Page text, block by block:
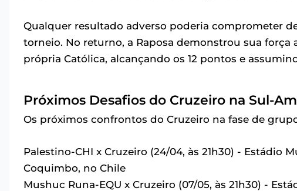
Qualquer resultado adverso poderia comprometer
torneio. No returno, a Raposa demonstrou sua força
própria Católica, alcançando os 12 pontos e
Próximos Desafios do Cruzeiro na Sul-
Os próximos confrontos do Cruzeiro na fase de
Palestino-CHI x Cruzeiro (24/04, às 21h30) - Estádio
Coquimbo, no Chile
Mushuc Runa-EQU x Cruzeiro (07/05, às 21h30) -